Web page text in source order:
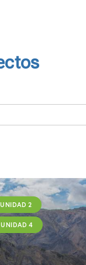
UNIDAD 2
UNIDAD 4